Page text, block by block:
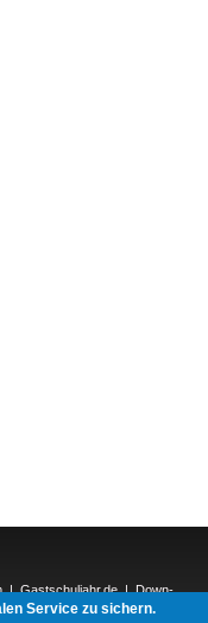
|Gastschuljahr.de|Down-
|Service zu sichern.